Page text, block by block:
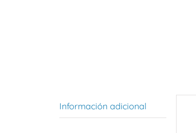
Información adicional